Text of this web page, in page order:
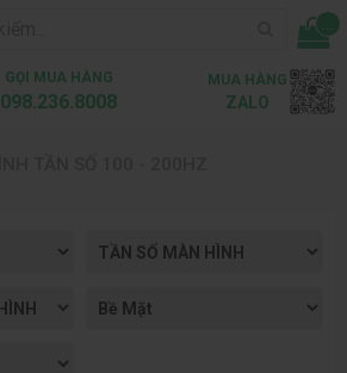
...
GỌI MUA HÀNG
098.236.8008
MUA HÀNG
ZALO